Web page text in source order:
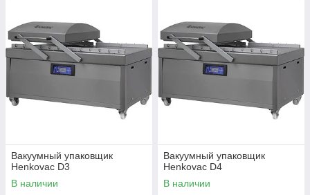
Вакуумный упаковщик
Henkovac D3
В наличии
Вакуумный упаковщик
Henkovac D4
В наличии